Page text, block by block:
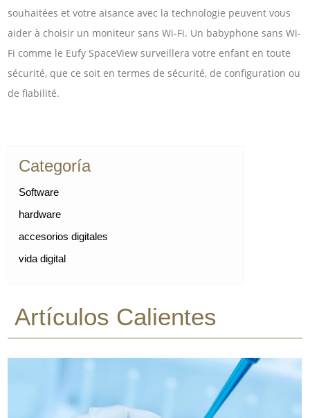
souhaitées et votre aisance avec la technologie peuvent vous
aider à choisir un moniteur sans Wi-Fi. Un babyphone sans Wi-
Fi comme le Eufy SpaceView surveillera votre enfant en toute
sécurité, que ce soit en termes de sécurité, de configuration ou
de fiabilité.
Categoría
Software
hardware
accesorios digitales
vida digital
Artículos Calientes